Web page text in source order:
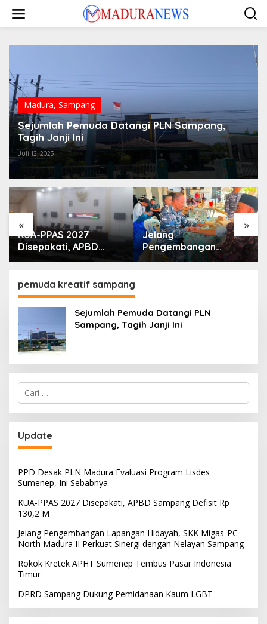
konten
Madura, Sampang
Sejumlah Pemuda Datangi PLN Sampang,
Tagih Janji Ini
Juli 12, 2023
« »
KUA-PPAS 2027
Disepakati, APBD
Sampang Defisit Rp
Jelang
Pengembangan
Lapangan Hidayah,
pemuda kreatif sampang
Sejumlah Pemuda Datangi PLN
Sampang, Tagih Janji Ini
Cari
untuk:
Update
PPD Desak PLN Madura Evaluasi Program Lisdes
Sumenep, Ini Sebabnya
KUA-PPAS 2027 Disepakati, APBD Sampang Defisit Rp
130,2 M
Jelang Pengembangan Lapangan Hidayah, SKK Migas-PC
North Madura II Perkuat Sinergi dengan Nelayan Sampang
Rokok Kretek APHT Sumenep Tembus Pasar Indonesia
Timur
DPRD Sampang Dukung Pemidanaan Kaum LGBT